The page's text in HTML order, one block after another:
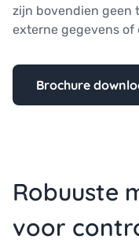
zijn bovendien geen
externe gegevens
Brochure
Robuuste
voor